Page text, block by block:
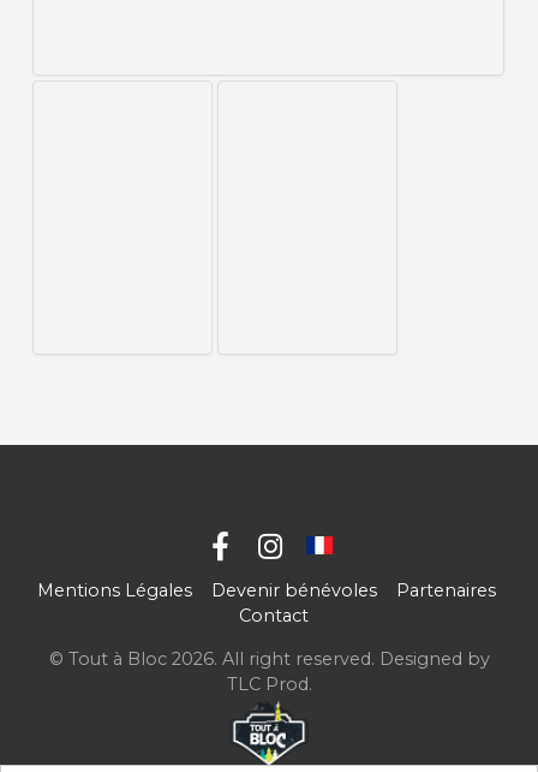
Mentions Légales Devenir bénévoles
Partenaires
Contact
© Tout à Bloc 2026. All right reserved. Designed by
TLC Prod.